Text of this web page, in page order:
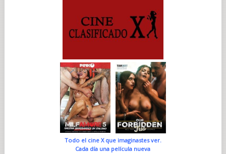
Todo el cine X que imaginastes ver.
Cada día una película nueva